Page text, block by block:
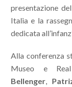
presentazione
Italia e la
dedicata
Alla conferenza
Museo e
Bellenger